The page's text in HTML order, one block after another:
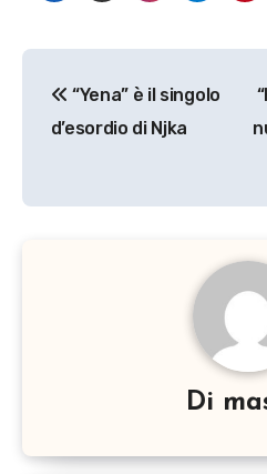
articoli
“Yena” è il singolo
d’esordio di Njka
Di